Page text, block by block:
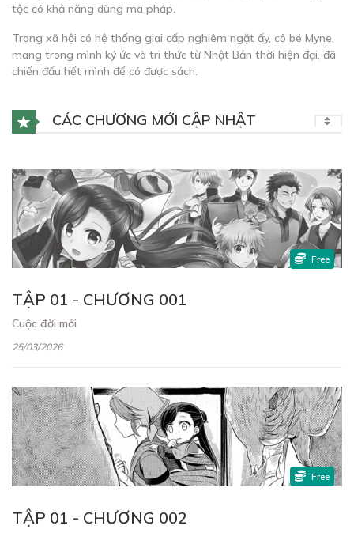
tộc có khả năng dùng ma pháp.
Trong xã hội có hệ thống giai cấp nghiêm ngặt ấy, cô bé Myne,
mang trong mình ký ức và tri thức từ Nhật Bản thời hiện đại, đã
chiến đấu hết mình để có được sách.
CÁC CHƯƠNG MỚI CẬP NHẬT
TẬP 01 - CHƯƠNG 001
Cuộc đời mới
25/03/2026
Free
TẬP 01 - CHƯƠNG 002
Free